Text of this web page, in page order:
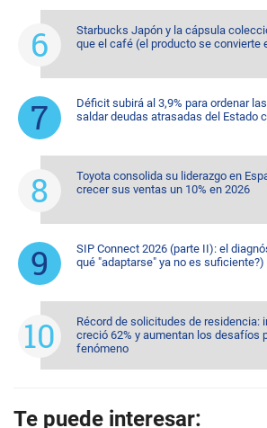
Starbucks Japón y la cápsula
que el café (el producto se convierte
Déficit subirá al 3,9% para ordenar
saldar deudas atrasadas del Estado
Toyota consolida su liderazgo en
crecer sus ventas un 10% en 2026
SIP Connect 2026 (parte II): el
qué "adaptarse" ya no es suficiente?)
Récord de solicitudes de residencia:
creció 62% y aumentan los desafíos
fenómeno
Te puede interesar: